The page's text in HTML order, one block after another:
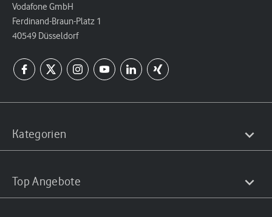
Vodafone GmbH
Ferdinand-Braun-Platz 1
40549 Düsseldorf
Kategorien
Top Angebote